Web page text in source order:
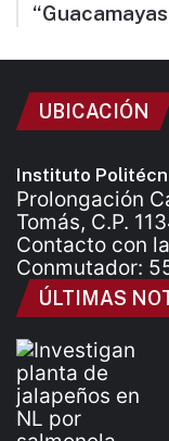
UBICACIÓN
Instituto
Prolongación
Tomás, C.P.
Contacto con
Conmutador:
ÚLTIMAS